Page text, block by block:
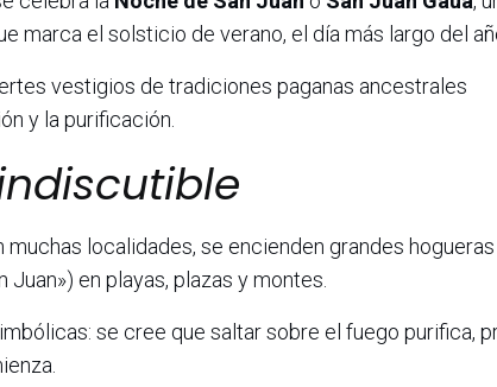
marca el solsticio de verano, el día más largo del
vestigios de tradiciones paganas ancestrales
y la purificación.
muchas localidades, se encienden grandes
en playas, plazas y montes.
se cree que saltar sobre el fuego purifica,